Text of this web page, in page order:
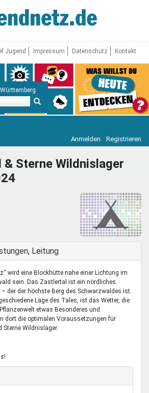
Jugend Impressum Datenschutz Kontakt
Anmelden Registrieren
& Sterne Wildnislager
Leitung
wird eine Blockhütte nahe einer Lichtung im
sein. Das Zastlertal ist ein nördliches
– der der höchste Berg des Schwarzwaldes ist.
Lage des Tales, ist das Wetter, die
etwas Besonderes und
dort die optimalen Voraussetzungen für
Sterne Wildnislager.